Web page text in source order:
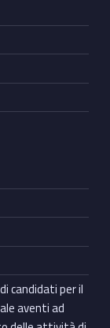
candidati per il
aventi ad